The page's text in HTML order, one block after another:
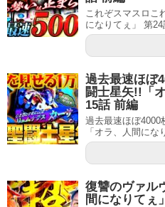
これぞスマスロこ
になりてぇ」 第
過去最速ほぼ
闘士星矢!!「
15話 前編
過去最速ほぼ4000
「オラ、人間に
復讐のヴァル
間になりてぇ